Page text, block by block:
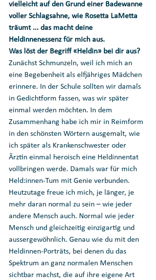
vielleicht auf den Grund einer Badewanne
voller Schlagsahne, wie Rosetta LaMetta
träumt ... das macht deine
Heldinnenessenz für mich aus.
Was löst der Begriff «Heldin» bei dir aus?
Zunächst Schmunzeln, weil ich mich an
eine Begebenheit als elfjähriges Mädchen
erinnere. In der Schule sollten wir damals
in Gedichtform fassen, was wir später
einmal werden möchten. In dem
Zusammenhang habe ich mir in Reimform
in den schönsten Wörtern ausgemalt, wie
ich später als Krankenschwester oder
Ärztin einmal heroisch eine Heldinnentat
vollbringen werde. Damals war für mich
Held:innen-Tum mit Genie verbunden.
Heutzutage freue ich mich, je länger, je
mehr daran normal zu sein – wie jeder
andere Mensch auch. Normal wie jeder
Mensch und gleichzeitig einzigartig und
aussergewöhnlich. Genau wie du mit den
Heldinnen-Porträts, bei denen du das
Spektrum an ganz normalen Menschen
sichtbar machst, die auf ihre eigene Art